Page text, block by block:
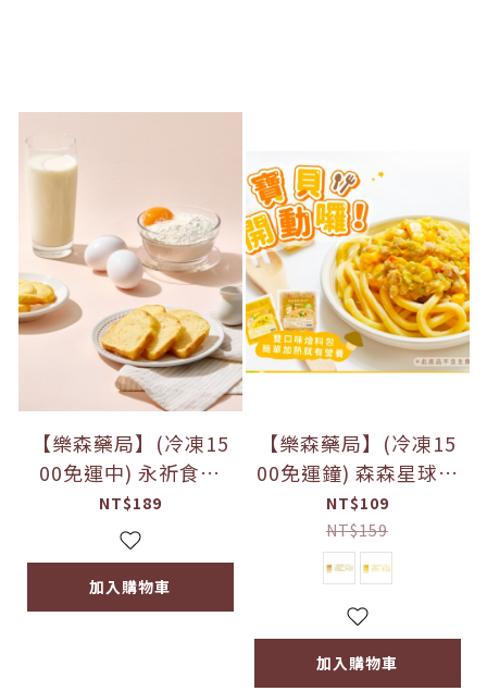
【樂森藥局】(冷凍15
00免運中) 永祈食品
寶寶吐司 (無添加)
NT$189
加入購物車
【樂森藥局】(冷凍15
00免運鐘) 森森星球寶
寶燴料包 兩款可選
NT$109
NT$159
加入購物車